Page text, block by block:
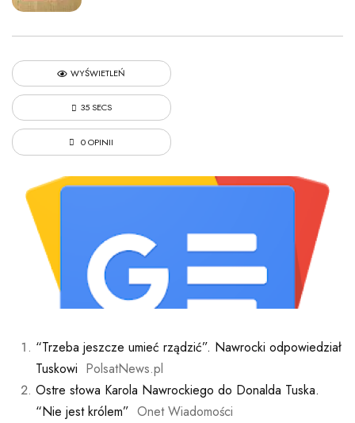
WYŚWIETLEŃ
35 SECS
0 OPINII
“Trzeba jeszcze umieć rządzić”. Nawrocki odpowiedział
Tuskowi PolsatNews.pl
Ostre słowa Karola Nawrockiego do Donalda Tuska.
“Nie jest królem” Onet Wiadomości